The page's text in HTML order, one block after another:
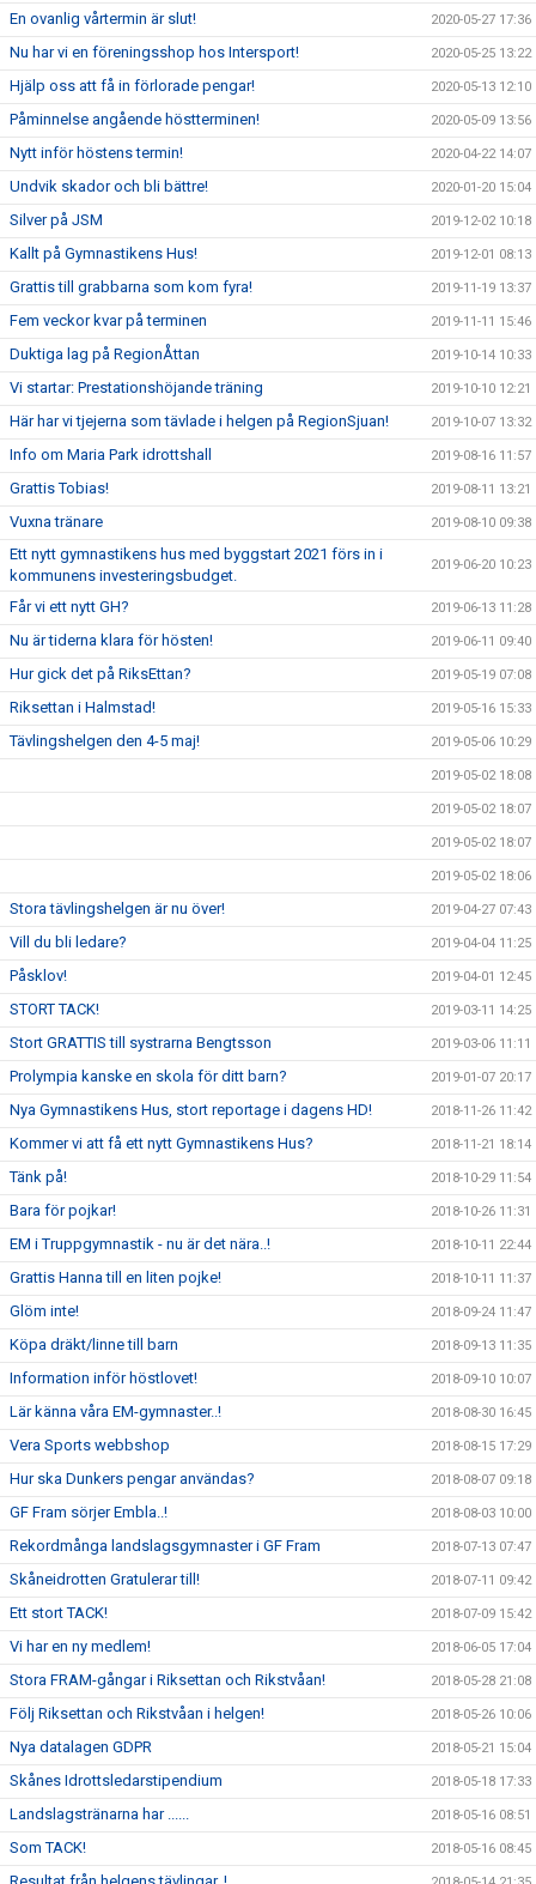
En ovanlig vårtermin är slut! 2020-05-27 17:36
Nu har vi en föreningsshop hos Intersport! 2020-05-25 13:22
Hjälp oss att få in förlorade pengar! 2020-05-13 12:10
Påminnelse angående höstterminen! 2020-05-09 13:56
Nytt inför höstens termin! 2020-04-22 14:07
Undvik skador och bli bättre! 2020-01-20 15:04
Silver på JSM 2019-12-02 10:18
Kallt på Gymnastikens Hus! 2019-12-01 08:13
Grattis till grabbarna som kom fyra! 2019-11-19 13:37
Fem veckor kvar på terminen 2019-11-11 15:46
Duktiga lag på RegionÅttan 2019-10-14 10:33
Vi startar: Prestationshöjande träning 2019-10-10 12:21
Här har vi tjejerna som tävlade i helgen på RegionSjuan! 2019-10-07 13:32
Info om Maria Park idrottshall 2019-08-16 11:57
Grattis Tobias! 2019-08-11 13:21
Vuxna tränare 2019-08-10 09:38
Ett nytt gymnastikens hus med byggstart 2021 förs in i
kommunens investeringsbudget.
2019-06-20 10:23
Får vi ett nytt GH? 2019-06-13 11:28
Nu är tiderna klara för hösten! 2019-06-11 09:40
Hur gick det på RiksEttan? 2019-05-19 07:08
Riksettan i Halmstad! 2019-05-16 15:33
Tävlingshelgen den 4-5 maj! 2019-05-06 10:29
2019-05-02 18:08
2019-05-02 18:07
2019-05-02 18:07
2019-05-02 18:06
Stora tävlingshelgen är nu över! 2019-04-27 07:43
Vill du bli ledare? 2019-04-04 11:25
Påsklov! 2019-04-01 12:45
STORT TACK! 2019-03-11 14:25
Stort GRATTIS till systrarna Bengtsson 2019-03-06 11:11
Prolympia kanske en skola för ditt barn? 2019-01-07 20:17
Nya Gymnastikens Hus, stort reportage i dagens HD! 2018-11-26 11:42
Kommer vi att få ett nytt Gymnastikens Hus? 2018-11-21 18:14
Tänk på! 2018-10-29 11:54
Bara för pojkar! 2018-10-26 11:31
EM i Truppgymnastik - nu är det nära..! 2018-10-11 22:44
Grattis Hanna till en liten pojke! 2018-10-11 11:37
Glöm inte! 2018-09-24 11:47
Köpa dräkt/linne till barn 2018-09-13 11:35
Information inför höstlovet! 2018-09-10 10:07
Lär känna våra EM-gymnaster..! 2018-08-30 16:45
Vera Sports webbshop 2018-08-15 17:29
Hur ska Dunkers pengar användas? 2018-08-07 09:18
GF Fram sörjer Embla..! 2018-08-03 10:00
Rekordmånga landslagsgymnaster i GF Fram 2018-07-13 07:47
Skåneidrotten Gratulerar till! 2018-07-11 09:42
Ett stort TACK! 2018-07-09 15:42
Vi har en ny medlem! 2018-06-05 17:04
Stora FRAM-gångar i Riksettan och Rikstvåan! 2018-05-28 21:08
Följ Riksettan och Rikstvåan i helgen! 2018-05-26 10:06
Nya datalagen GDPR 2018-05-21 15:04
Skånes Idrottsledarstipendium 2018-05-18 17:33
Landslagstränarna har ...... 2018-05-16 08:51
Som TACK! 2018-05-16 08:45